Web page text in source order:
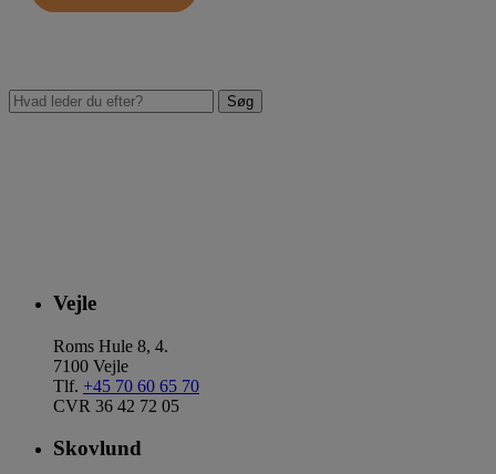
Vejle
Roms Hule 8, 4.
7100 Vejle
Tlf. +45 70 60 65 70
CVR 36 42 72 05
Skovlund